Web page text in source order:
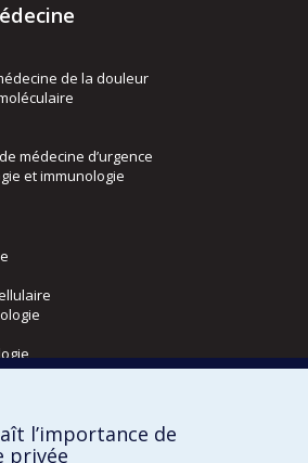
de la douleur
médecine d’urgence
et immunologie
et médecine nucléaire
l’importance de
privée